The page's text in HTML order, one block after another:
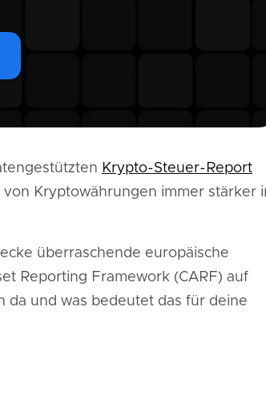
Krypto-Steuer-Report
Kryptowährungen immer stärker
überraschende europäische
Reporting Framework (CARF) auf
da und was bedeutet das für deine